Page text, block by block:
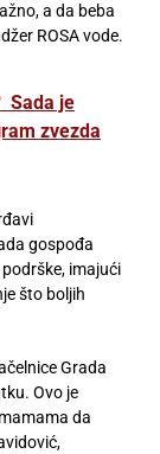
a da beba
ROSA vode.
Sada je
zvezda
gospođa
imajući
što boljih
Grada
Ovo je
da